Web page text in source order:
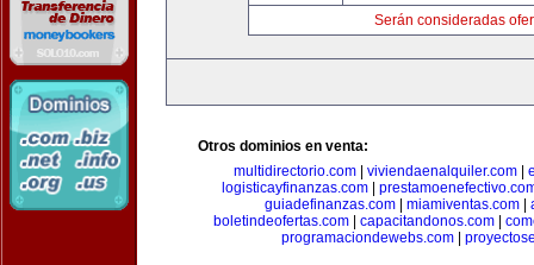
Serán consideradas
Otros dominios en venta:
multidirectorio.com| viviendaenalquiler.com|
logisticayfinanzas.com|
guiadefinanzas.com
miamiventas.com
boletindeofertas.com| capacitandonos.com|
programaciondewebs.com|